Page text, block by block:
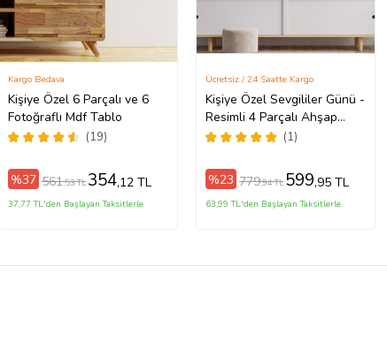
Kişiye Özel 6 Parçalı ve 6
Fotoğraflı Mdf Tablo
(19)
Kargo Bedava
%37 561,53 TL 354,12 TL
37,77 TL'den Başlayan Taksitlerle
Kişiye Özel Sevgililer Günü -
Resimli 4 Parçalı Ahşap
Tablo Seti
(1)
Ücretsiz / 24 Saatte Kargo
%23 779,94 TL 599,95 TL
63,99 TL'den Başlayan Taksitlerle